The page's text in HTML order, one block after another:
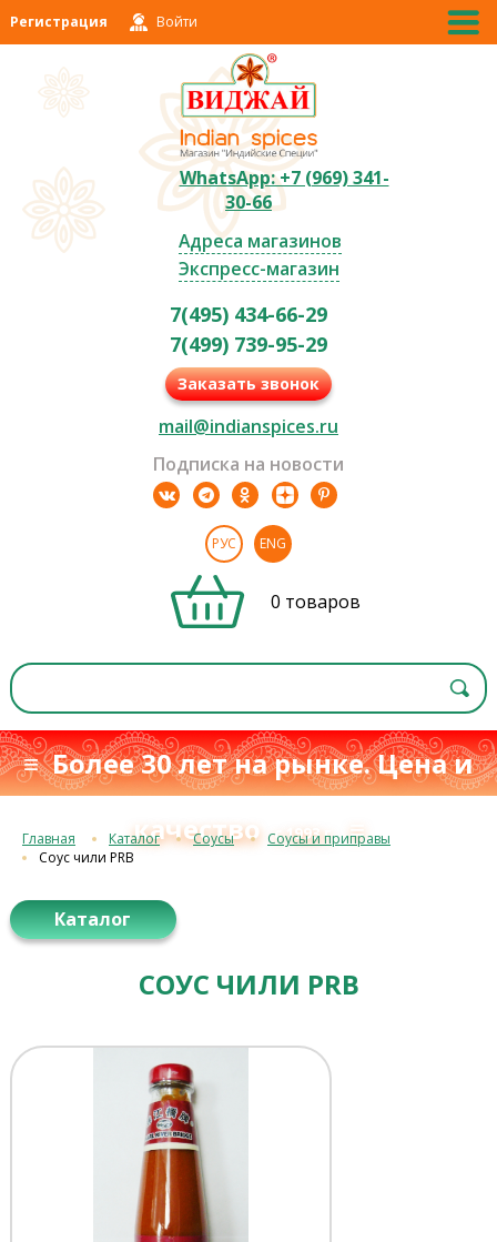
Регистрация Войти
WhatsApp: +7 (969) 341-
30-66
Адреса магазинов
Экспресс-магазин
7(495) 434-66-29
7(499) 739-95-29
Заказать звонок
mail@indianspices.ru
Подписка на новости
РУС ENG
0 товаров
≡ Более 30 лет на рынке. Цена и
качествос 1993 г.≡
Главная Каталог Соусы
Соусы и приправы
Соус чили PRB
Каталог
СОУС ЧИЛИ PRB